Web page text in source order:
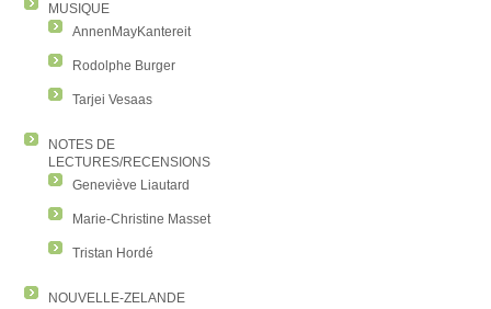
MUSIQUE
AnnenMayKantereit
Rodolphe Burger
Tarjei Vesaas
NOTES DE
LECTURES/RECENSIONS
Geneviève Liautard
Marie-Christine Masset
Tristan Hordé
NOUVELLE-ZELANDE